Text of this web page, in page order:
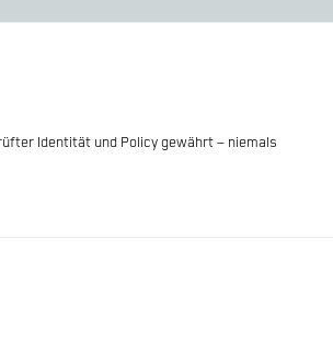
Identität und Policy gewährt – niemals